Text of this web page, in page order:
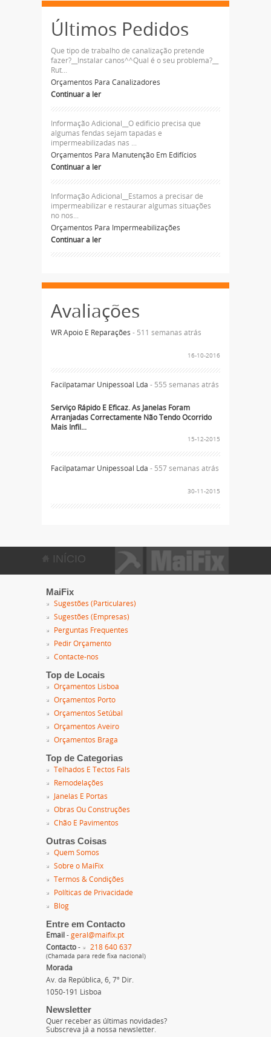
Últimos Pedidos
Que tipo de trabalho de canalização pretende
fazer?__Instalar canos^^Qual é o seu problema?__
Rut...
Orçamentos Para Canalizadores
Continuar a ler
Informação Adicional__O edificio precisa que
algumas fendas sejam tapadas e
impermeabilizadas nas ...
Orçamentos Para Manutenção Em Edifícios
Continuar a ler
Informação Adicional__Estamos a precisar de
impermeabilizar e restaurar algumas situações
no nos...
Orçamentos Para Impermeabilizações
Continuar a ler
Avaliações
WR Apoio E Reparações - 511 semanas atrás
16-10-2016
Facilpatamar Unipessoal Lda - 555 semanas atrás
Serviço Rápido E Eficaz. As Janelas Foram
Arranjadas Correctamente Não Tendo Ocorrido
Mais Infil...
15-12-2015
Facilpatamar Unipessoal Lda - 557 semanas atrás
30-11-2015
INÍCIO
MaiFix
Sugestões (Particulares)
Sugestões (Empresas)
Perguntas Frequentes
Pedir Orçamento
Contacte-nos
Top de Locais
Orçamentos Lisboa
Orçamentos Porto
Orçamentos Setúbal
Orçamentos Aveiro
Orçamentos Braga
Top de Categorias
Telhados E Tectos Fals
Remodelações
Janelas E Portas
Obras Ou Construções
Chão E Pavimentos
Outras Coisas
Quem Somos
Sobre o MaiFix
Termos & Condições
Políticas de Privacidade
Blog
Entre em Contacto
Email - geral@maifix.pt
Contacto - 218 640 637
(Chamada para rede fixa nacional)
Morada
Av. da República, 6, 7º Dir.
1050-191 Lisboa
Newsletter
Quer receber as últimas novidades?
Subscreva já a nossa newsletter.